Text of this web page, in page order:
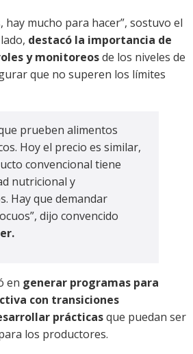
hay mucho para hacer”, sostuvo el
destacó la importancia de
y monitoreosde los niveles de
que no superen los límites
prueben alimentos
Hoy el precio es similar,
convencional tiene
nutricional y
Hay que demandar
dijo convencido
en generar programas para
con transiciones
prácticasque puedan ser
los productores.